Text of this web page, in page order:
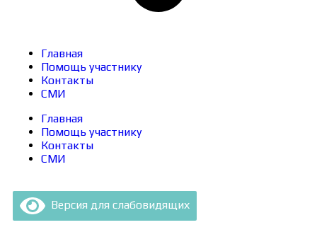
Главная
Помощь участнику
Контакты
СМИ
Главная
Помощь участнику
Контакты
СМИ
Версия для слабовидящих